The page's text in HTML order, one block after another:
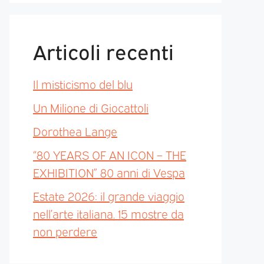
Articoli recenti
Il misticismo del blu
Un Milione di Giocattoli
Dorothea Lange
“80 YEARS OF AN ICON – THE
EXHIBITION” 80 anni di Vespa
Estate 2026: il grande viaggio
nell’arte italiana. 15 mostre da
non perdere